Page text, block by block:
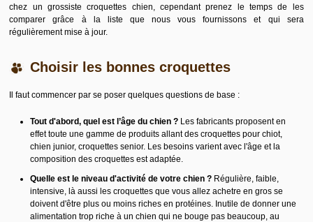
chez un grossiste croquettes chien, cependant prenez le temps de les
comparer grâce à la liste que nous vous fournissons et qui sera
régulièrement mise à jour.
Choisir les bonnes croquettes
Il faut commencer par se poser quelques questions de base :
Tout d'abord, quel est l’âge du chien ? Les fabricants proposent en
effet toute une gamme de produits allant des croquettes pour chiot,
chien junior, croquettes senior. Les besoins varient avec l'âge et la
composition des croquettes est adaptée.
Quelle est le niveau d'activité de votre chien ? Régulière, faible,
intensive, là aussi les croquettes que vous allez achetre en gros se
doivent d'être plus ou moins riches en protéines. Inutile de donner une
alimentation trop riche à un chien qui ne bouge pas beaucoup, au